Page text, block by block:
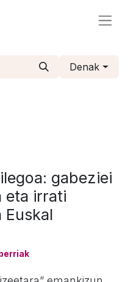
Denak
gabeziei
eta irrati